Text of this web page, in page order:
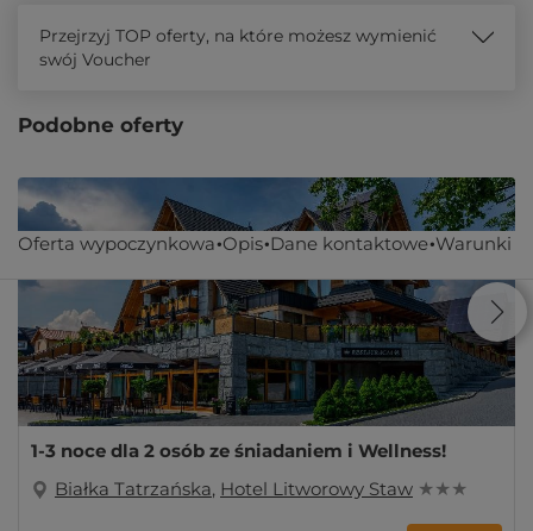
Oferta wypoczynkowa Opis Dane kontaktowe Warunki
Przejrzyj TOP oferty, na które możesz wymienić
swój Voucher
Podobne oferty
1-3 noce dla 2 osób ze śniadaniem i Wellness!
Białka Tatrzańska, Hotel Litworowy Staw ★ ★ ★